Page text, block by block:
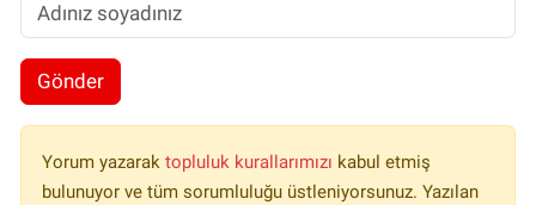
Gönder
Yorum yazarak topluluk kurallarımızı kabul etmiş
bulunuyor ve tüm sorumluluğu üstleniyorsunuz. Yazılan